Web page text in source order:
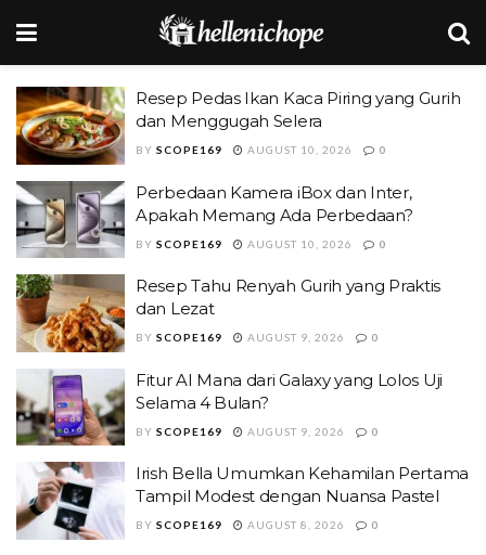
Resep Pedas Ikan Kaca Piring yang Gurih
dan Menggugah Selera
BY SCOPE169 AUGUST 10, 2026 0
Perbedaan Kamera iBox dan Inter,
Apakah Memang Ada Perbedaan?
BY SCOPE169 AUGUST 10, 2026 0
Resep Tahu Renyah Gurih yang Praktis
dan Lezat
BY SCOPE169 AUGUST 9, 2026 0
Fitur AI Mana dari Galaxy yang Lolos Uji
Selama 4 Bulan?
BY SCOPE169 AUGUST 9, 2026 0
Irish Bella Umumkan Kehamilan Pertama
Tampil Modest dengan Nuansa Pastel
BY SCOPE169 AUGUST 8, 2026 0